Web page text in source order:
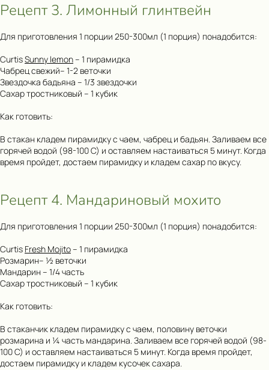
Рецепт 3. Лимонный глинтвейн
Для приготовления 1 порции 250-300мл (1 порция) понадобится:
CurtisSunny lemon– 1 пирамидка
Чабрец свежий– 1-2 веточки
Звездочка бадьяна – 1/3 звездочки
Сахар тростниковый – 1 кубик
Как готовить:
В стакан кладем пирамидку с чаем, чабрец и бадьян. Заливаем все
горячей водой (98-100 С) и оставляем настаиваться 5 минут. Когда
время пройдет, достаем пирамидку и кладем сахар по вкусу.
Рецепт 4. Мандариновый мохито
Для приготовления 1 порции 250-300мл (1 порция) понадобится:
Curtis Fresh Mojito– 1 пирамидка
Розмарин– ½ веточки
Мандарин – 1/4 часть
Сахар тростниковый – 1 кубик
Как готовить:
В стаканчик кладем пирамидку с чаем, половину веточки
розмарина и ¼ часть мандарина. Заливаем все горячей водой (98-
100 С) и оставляем настаиваться 5 минут. Когда время пройдет,
достаем пирамидку и кладем кусочек сахара.